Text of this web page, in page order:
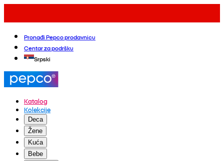
Pronađi Pepco prodavnicu
Centar za podršku
Srpski
Katalog
Kolekcije
Deca
Žene
Kuća
Bebe